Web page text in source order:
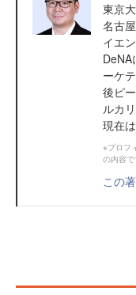
東京
名古
イエ
DeNA
ーケ
後ピ
ルカ
現在
※プロフ
の内容
この